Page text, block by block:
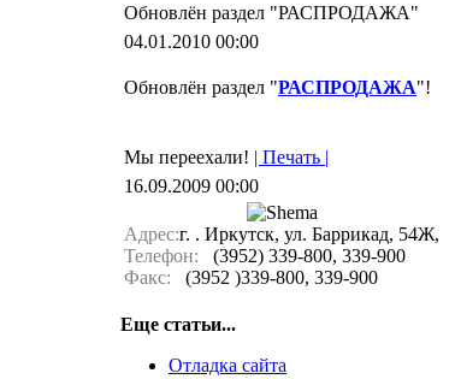
Обновлён раздел "РАСПРОДАЖА"
04.01.2010 00:00
Обновлён раздел "РАСПРОДАЖА"!
Мы переехали! | Печать |
16.09.2009 00:00
Адрес:г. . Иркутск, ул. Баррикад, 54Ж,
Телефон: (3952) 339-800, 339-900
Факс: (3952 )339-800, 339-900
Еще статьи...
Отладка сайта